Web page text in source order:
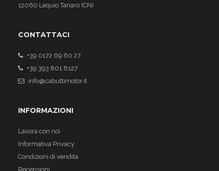
12060 Lequio Tanaro (CN)
CONTATTACI
+39 0172 69 60 27
+39 393 801 8127
info@cabuttimotor.it
INFORMAZIONI
Lavora con noi
Informativa Privacy
Condizioni di vendita
Recensioni